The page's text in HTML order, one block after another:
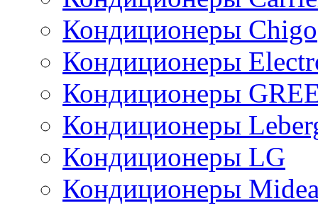
Кондиционеры Chigo
Кондиционеры
Кондиционеры
Кондиционеры
Кондиционеры LG
Кондиционеры